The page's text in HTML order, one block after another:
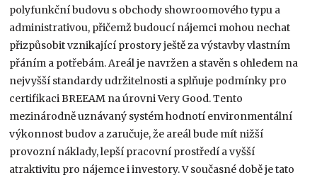
polyfunkční budovu s obchody showroomového typu a
administrativou, přičemž budoucí nájemci mohou nechat
přizpůsobit vznikající prostory ještě za výstavby vlastním
přáním a potřebám. Areál je navržen a stavěn s ohledem na
nejvyšší standardy udržitelnosti a splňuje podmínky pro
certifikaci BREEAM na úrovni Very Good. Tento
mezinárodně uznávaný systém hodnotí environmentální
výkonnost budov a zaručuje, že areál bude mít nižší
provozní náklady, lepší pracovní prostředí a vyšší
atraktivitu pro nájemce i investory. V současné době je tato